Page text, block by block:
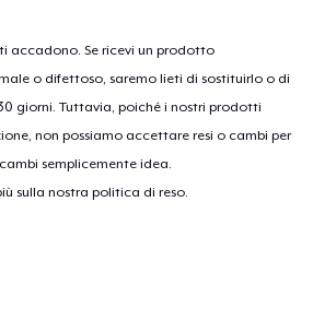
accadono. Se ricevi un prodotto
o difettoso, saremo lieti di sostituirlo o di
giorni. Tuttavia, poiché i nostri prodotti
non possiamo accettare resi o cambi per
semplicemente idea.
sulla nostra politica di reso.